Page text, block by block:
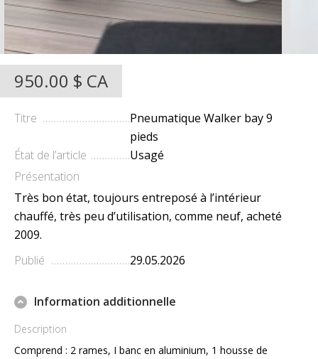
950.00 $ CA
Titre
Pneumatique Walker bay 9
pieds
État de l’article
Usagé
Présentation
Très bon état, toujours entreposé à l’intérieur
chauffé, très peu d’utilisation, comme neuf, acheté
2009.
Publié
29.05.2026
Information additionnelle
Description
Comprend : 2 rames, I banc en aluminium, 1 housse de